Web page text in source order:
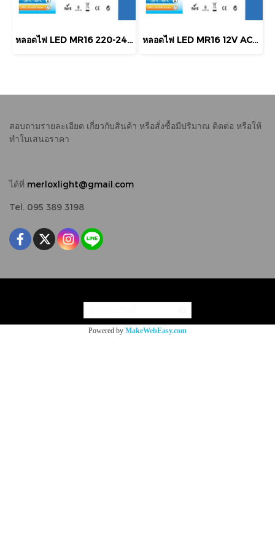
หลอดไฟ LED MR16 220-240V AC 6W 510LM 38° GU5.3 Merlox หลอดไฟ LED MR16 12V AC/DC 3W 240LM 3000K 38° GU5.3 Merlox
สอบถามรายละเอียด เกี่ยวกับสินค้า หรือสั่งซื้อมีปริมาณ ติดต่อ หรือให้
ทำใบเสนอราคา
ได้ที่ merloxlight@gmail.com
Tel. 095 389 3198
Powered by MakeWebEasy.com